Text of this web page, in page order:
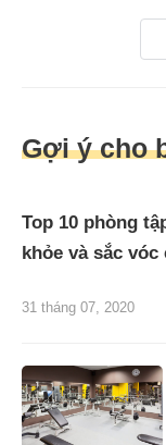
Gợi ý cho
Top 10 phòng
khỏe và sắc vóc
31 tháng 07, 2020